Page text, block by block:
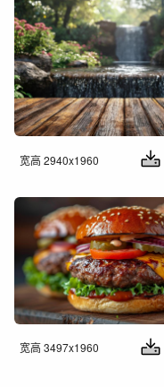
宽高 2940x1960
宽高 3497x1960